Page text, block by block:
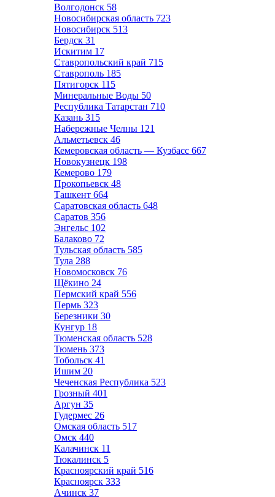
Волгодонск 58
Новосибирская область 723
Новосибирск 513
Бердск 31
Искитим 17
Ставропольский край 715
Ставрополь 185
Пятигорск 115
Минеральные Воды 50
Республика Татарстан 710
Казань 315
Набережные Челны 121
Альметьевск 46
Кемеровская область — Кузбасс 667
Новокузнецк 198
Кемерово 179
Прокопьевск 48
Ташкент 664
Саратовская область 648
Саратов 356
Энгельс 102
Балаково 72
Тульская область 585
Тула 288
Новомосковск 76
Щёкино 24
Пермский край 556
Пермь 323
Березники 30
Кунгур 18
Тюменская область 528
Тюмень 373
Тобольск 41
Ишим 20
Чеченская Республика 523
Грозный 401
Аргун 35
Гудермес 26
Омская область 517
Омск 440
Калачинск 11
Тюкалинск 5
Красноярский край 516
Красноярск 333
Ачинск 37